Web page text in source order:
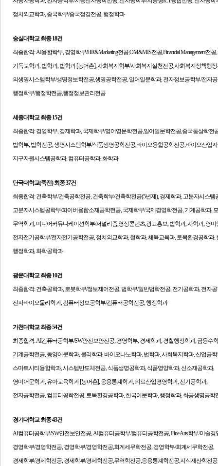
정치외교학과, 중국학부/중국정경전공, 행정학과
숭실대학교최종 18건
최종합격:AI융합학부, 경영학부/HR&Marketing전공,OM&MIS전공,Financial Management전
기독교학과, 법학과, 법학과 [농어촌], 사회복지학부/사회복지실천전공,사회복지정책행
의생명시스템학부/생명정보학전공,생명공학전공, 일어일문학과, 전자정보공학부/전자
행정학부/행정학전공,행정정보관리전공
세종대학교최종 15건
최종합격:경영학부, 경제학과, 국제학부/영어영문학전공,일어일문학전공,중국통상학전
법학부, 법학전공, 생명시스템학부/식품생명공학전공,바이오융합공학전공,바이오산업
지구자원시스템공학과, 컴퓨터공학과, 화학과
단국대학교(죽전) 최종 37건
최종합격:건축학부/건축공학전공, 건축학부/건축학전공(5년제), 경제학과, 고분자시스템
고분자시스템공학부/파이버융합소재공학전공, 국제학부/국제경영학전공, 기계공학과,
무역학과, 미디어커뮤니케이션학부/저널리즘,영상콘텐츠,광고홍보, 법학과, 사학과, 영미
전자전기공학부/전자전기공학전공, 정치외교학과, 철학과, 체육교육과, 토목환경공학과,
행정학과, 화학공학과
광운대학교 최종 10건
최종합격:건축공학과, 로봇학부/정보제어전공, 법학부/일반법학전공, 전기공학과, 전자
전자바이오물리학과, 컴퓨터정보공학부/컴퓨터공학전공, 행정학과
가천대학교 최종 54건
최종합격:AI컴퓨터공학부/SW안전보안전공, 경영학부, 경제학과, 경찰행정학과, 금융수
기계공학전공, 동양어문학과, 물리학과, 바이오나노학과, 법학과, 사회복지학과, 산업공
스마트시티융합학과, 시스템반도체전공, 식품생명공학과, 식품영양학과, 신소재공학과,
영미어문학과, 유아교육학과 [농어촌], 응용통계학과, 의료산업경영학과, 전기공학과,
전자공학전공, 컴퓨터공학전공, 토목환경공학과, 한국어문학과, 행정학과, 화공생명공학
경기대학교 최종 43건
AI컴퓨터공학부/SW안전보안전공, AI컴퓨터공학부/컴퓨터공학전공, Fine Arts학부/미술경
경영학부/경영학전공, 경영학부/경영학전공,회계세무학전공, 경영학부/회계세무학전공,
경제학부/경제학전공, 경제학부/경제학전공,무역학전공,응용통계학전공,지식재산학전공,